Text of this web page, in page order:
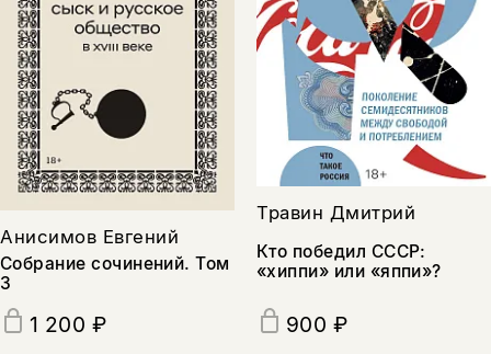
Анисимов Евгений
Собрание сочинений. Том
3
1 200 ₽
Травин Дмитрий
Кто победил СССР:
«хиппи» или «яппи»?
900 ₽